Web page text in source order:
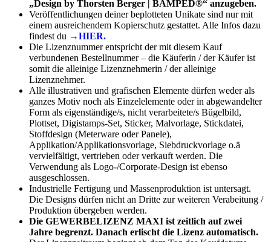
„Design by Thorsten Berger | BAMPED®“ anzugeben.
Veröffentlichungen deiner beplotteten Unikate sind nur mit
einem ausreichendem Kopierschutz gestattet. Alle Infos dazu
findest du →HIER.
Die Lizenznummer entspricht der mit diesem Kauf
verbundenen Bestellnummer – die Käuferin / der Käufer ist
somit die alleinige Lizenznehmerin / der alleinige
Lizenznehmer.
Alle illustrativen und grafischen Elemente dürfen weder als
ganzes Motiv noch als Einzelelemente oder in abgewandelter
Form als eigenständige/s, nicht verarbeitete/s Bügelbild,
Plottset, Digistamps-Set, Sticker, Malvorlage, Stickdatei,
Stoffdesign (Meterware oder Panele),
Applikation/Applikationsvorlage, Siebdruckvorlage o.ä
vervielfältigt, vertrieben oder verkauft werden. Die
Verwendung als Logo-/Corporate-Design ist ebenso
ausgeschlossen.
Industrielle Fertigung und Massenproduktion ist untersagt.
Die Designs dürfen nicht an Dritte zur weiteren Verabeitung /
Produktion übergeben werden.
Die GEWERBELIZENZ MAXI ist zeitlich auf zwei
Jahre begrenzt. Danach erlischt die Lizenz automatisch.